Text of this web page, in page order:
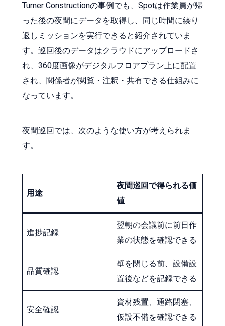
Turner Constructionの事例でも、Spotは作業員が帰
った後の夜間にデータを取得し、同じ時間に繰り
返しミッションを実行できると紹介されていま
す。巡回後のデータはクラウドにアップロードさ
れ、360度画像がデジタルフロアプラン上に配置
され、関係者が閲覧・注釈・共有できる仕組みに
なっています。
夜間巡回では、次のような使い方が考えられま
す。
用途
夜間巡回で得られる価
値
進捗記録
翌朝の会議前に前日作
業の状態を確認できる
品質確認
壁を閉じる前、設備設
置後などを記録できる
安全確認
資材残置、通路閉塞、
仮設不備を確認できる